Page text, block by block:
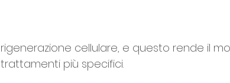
rigenerazione cellulare, e questo rende il
trattamenti più specifici.